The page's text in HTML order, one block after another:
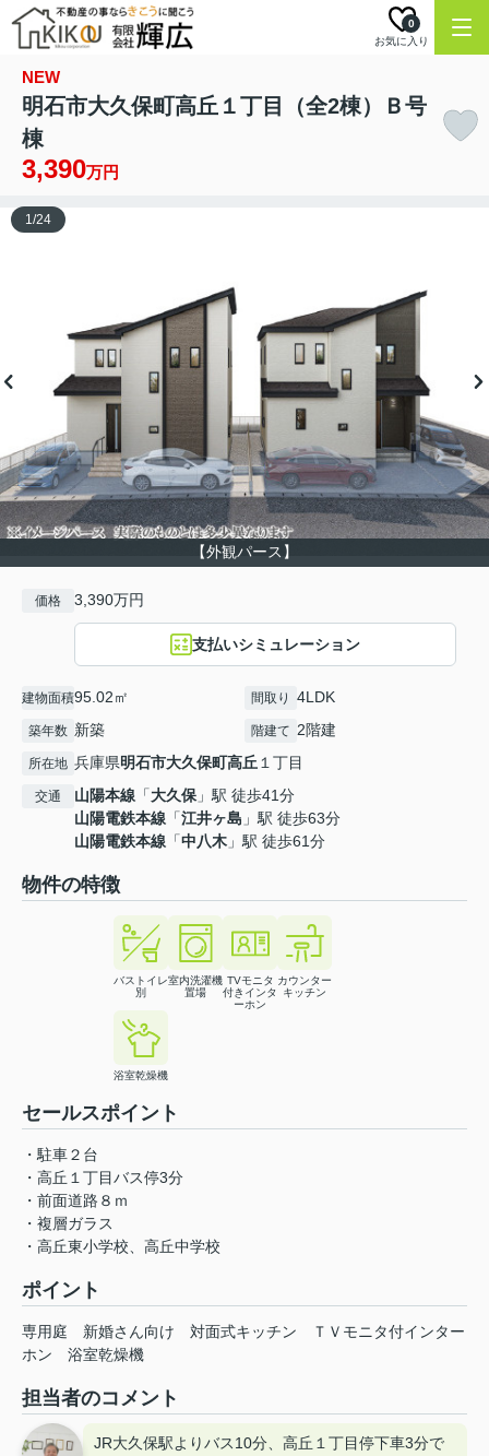
お気に入り
0
NEW
明石市大久保町高丘１丁目（全2棟）Ｂ号
棟
3,390万円
【外観パース】
1/24
価格 3,390万円
支払いシミュレーション
建物面積95.02㎡ 間取り 4LDK
築年数 新築 階建て 2階建
所在地 兵庫県明石市大久保町高丘１丁目
交通 山陽本線 「大久保」駅 徒歩41分
山陽電鉄本線 「江井ヶ島 」駅 徒歩63分
山陽電鉄本線 「中八木 」駅 徒歩61分
物件の特徴
バストイレ
別
室内洗濯機
置場
TVモニタ
付きインタ
ーホン
カウンター
キッチン
浴室乾燥機
セールスポイント
・駐車２台
・高丘１丁目バス停3分
・前面道路８ｍ
・複層ガラス
・高丘東小学校、高丘中学校
ポイント
専用庭 新婚さん向け 対面式キッチン
ＴＶモニタ付インター
ホン
浴室乾燥機
担当者のコメント
JR大久保駅よりバス10分、高丘１丁目停下車3分で